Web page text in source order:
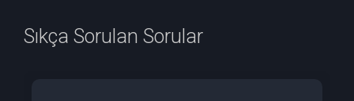
Sıkça Sorulan Sorular